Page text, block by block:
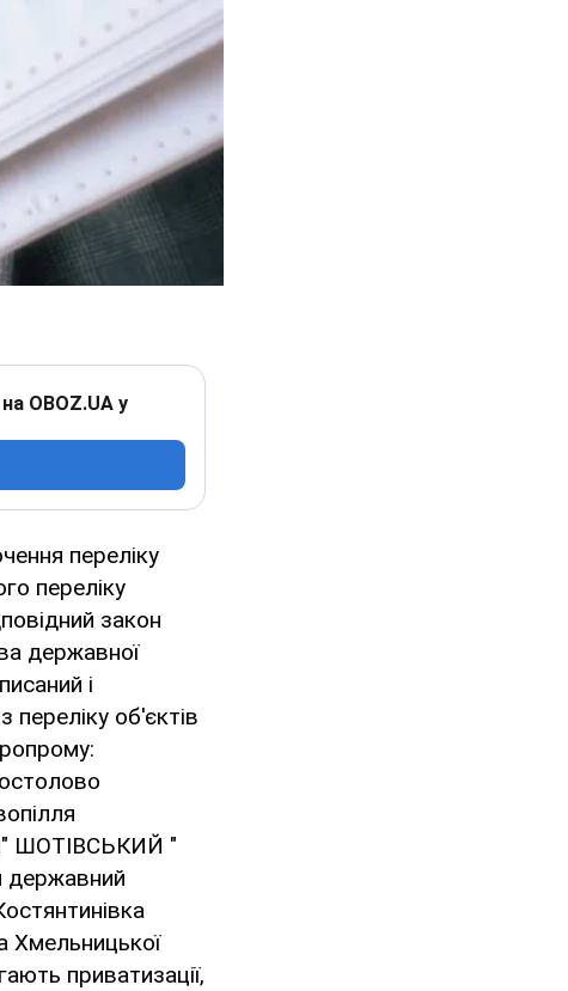
OBOZ.UA у
переліку
переліку
закон
державної
і
об'єктів
ШОТІВСЬКИЙ "
державний
Хмельницької
приватизації,